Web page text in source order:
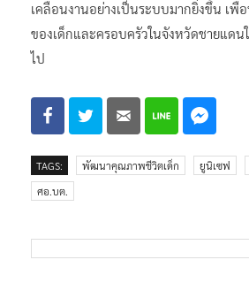
เคลื่อนงานอย่างเป็นระบบมากยิ่งขึ้น เ
ของเด็กและครอบครัวในจังหวัดชายแดน
ไป
TAGS: พัฒนาคุณภาพชีวิตเด็ก ยูนิเซฟ
ศอ.บต.